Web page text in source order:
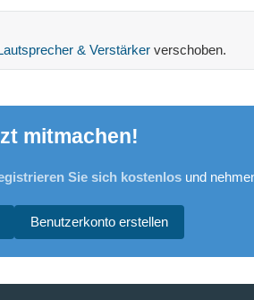
& Verstärker verschoben.
mitmachen!
Sie sich kostenlosund
Benutzerkonto erstellen